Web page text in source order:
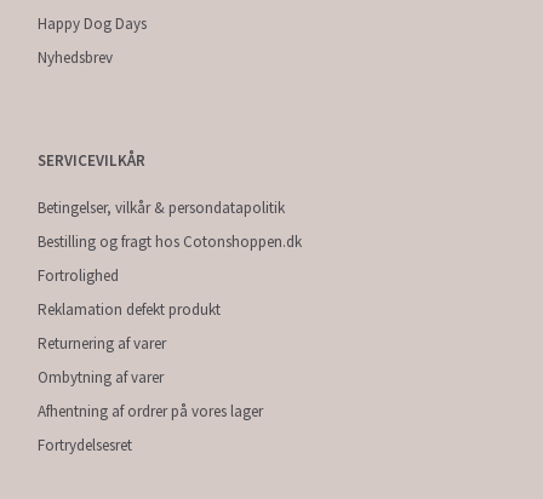
Happy Dog Days
Nyhedsbrev
SERVICEVILKÅR
Betingelser, vilkår & persondatapolitik
Bestilling og fragt hos Cotonshoppen.dk
Fortrolighed
Reklamation defekt produkt
Returnering af varer
Ombytning af varer
Afhentning af ordrer på vores lager
Fortrydelsesret